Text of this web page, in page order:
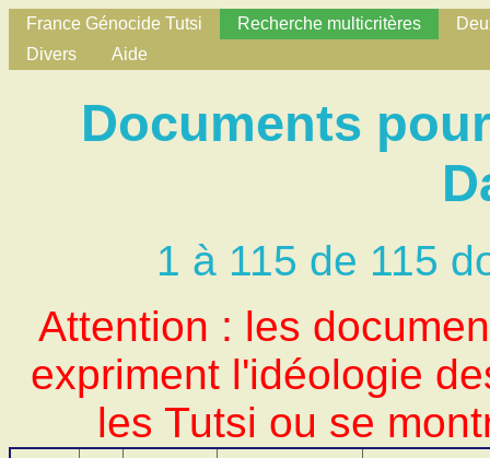
France Génocide Tutsi Recherche multicritères
Divers
Aide
Documents
1 à 115 de 115
Attention : les
expriment l'idéologie
les Tutsi ou se